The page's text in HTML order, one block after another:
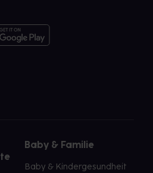
Baby & Familie
Baby & Kindergesundheit